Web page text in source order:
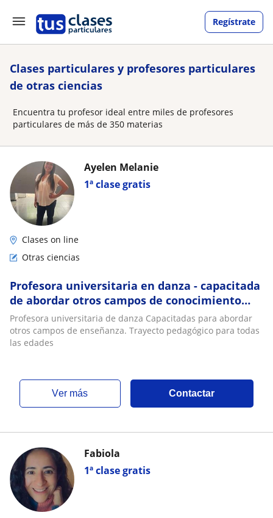
Regístrate
Clases particulares y profesores particulares
de otras ciencias
Encuentra tu profesor ideal entre miles de profesores
particulares de más de 350 materias
1ª clase gratis
Ayelen Melanie
Clases on line
Otras ciencias
Profesora universitaria en danza - capacitada
de abordar otros campos de conocimiento
para niños y adolescentes
Profesora universitaria de danza Capacitadas para abordar
otros campos de enseñanza. Trayecto pedagógico para todas
las edades
ver más Contactar
1ª clase gratis
Fabiola